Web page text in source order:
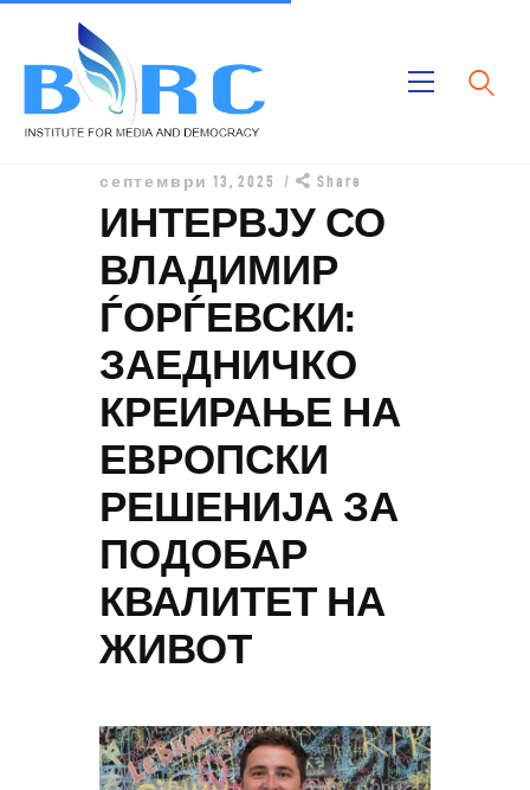
Публикации
Проекти
За Нас
септември 13, 2025 Share
ИНТЕРВЈУ СО
ВЛАДИМИР
ЃОРЃЕВСКИ:
ЗАЕДНИЧКО
КРЕИРАЊЕ НА
ЕВРОПСКИ
РЕШЕНИЈА ЗА
ПОДОБАР
КВАЛИТЕТ НА
ЖИВОТ